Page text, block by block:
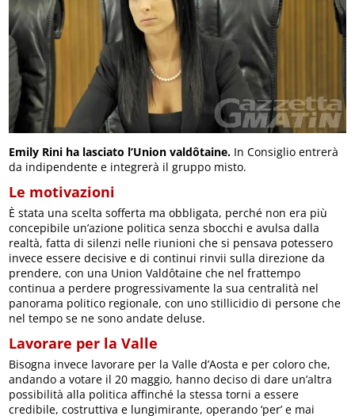
Emily Rini ha lasciato l’Union valdôtaine. In Consiglio entrerà
da indipendente e integrerà il gruppo misto.
Le motivazioni
È stata una scelta sofferta ma obbligata, perché non era più
concepibile un’azione politica senza sbocchi e avulsa dalla
realtà, fatta di silenzi nelle riunioni che si pensava potessero
invece essere decisive e di continui rinvii sulla direzione da
prendere, con una Union Valdôtaine che nel frattempo
continua a perdere progressivamente la sua centralità nel
panorama politico regionale, con uno stillicidio di persone che
nel tempo se ne sono andate deluse.
Lavorare per la Valle
Bisogna invece lavorare per la Valle d’Aosta e per coloro che,
andando a votare il 20 maggio, hanno deciso di dare un’altra
possibilità alla politica affinché la stessa torni a essere
credibile, costruttiva e lungimirante, operando ‘per’ e mai